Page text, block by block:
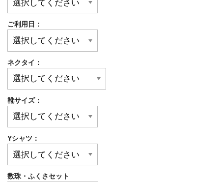
ご利用日：
ネクタイ：
靴サイズ：
Yシャツ：
数珠・ふくさセット